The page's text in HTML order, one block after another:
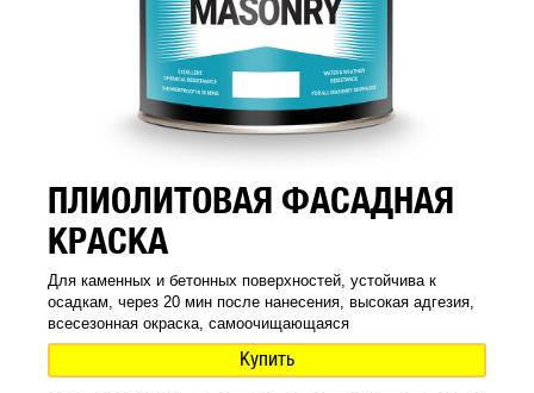
ПЛИОЛИТОВАЯ ФАСАДНАЯ
КРАСКА
Для каменных и бетонных поверхностей, устойчива к
осадкам, через 20 мин после нанесения, высокая адгезия,
всесезонная окраска, самоочищающаяся
Купить